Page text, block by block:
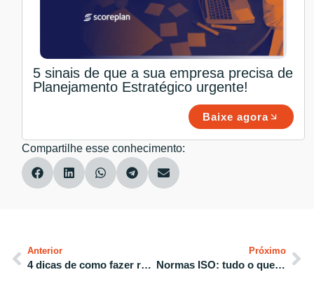
5 sinais de que a sua empresa precisa de
Planejamento Estratégico urgente!
Baixe agora
Compartilhe esse conhecimento:
Anterior
4 dicas de como fazer reuniões produtivas e não desperdiçar tempo
Próximo
Normas ISO: tudo o que você precisa saber para começar hoje